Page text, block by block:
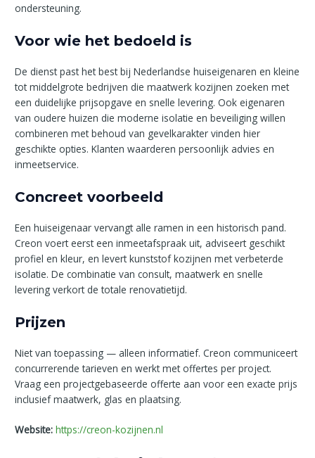
ondersteuning.
Voor wie het bedoeld is
De dienst past het best bij Nederlandse huiseigenaren en kleine
tot middelgrote bedrijven die maatwerk kozijnen zoeken met
een duidelijke prijsopgave en snelle levering. Ook eigenaren
van oudere huizen die moderne isolatie en beveiliging willen
combineren met behoud van gevelkarakter vinden hier
geschikte opties. Klanten waarderen persoonlijk advies en
inmeetservice.
Concreet voorbeeld
Een huiseigenaar vervangt alle ramen in een historisch pand.
Creon voert eerst een inmeetafspraak uit, adviseert geschikt
profiel en kleur, en levert kunststof kozijnen met verbeterde
isolatie. De combinatie van consult, maatwerk en snelle
levering verkort de totale renovatietijd.
Prijzen
Niet van toepassing — alleen informatief. Creon communiceert
concurrerende tarieven en werkt met offertes per project.
Vraag een projectgebaseerde offerte aan voor een exacte prijs
inclusief maatwerk, glas en plaatsing.
Website: https://creon-kozijnen.nl